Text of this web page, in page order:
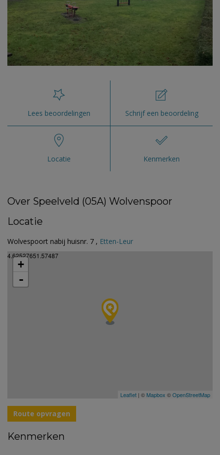
Lees beoordelingen Schrijf een beoordeling
Locatie Kenmerken
Over Speelveld (05A) Wolvenspoor
Locatie
Wolvespoort nabij huisnr. 7 , Etten-Leur
4.62527651.57487
+
-
Leaflet | © Mapbox ©OpenStreetMap
Route opvragen
Kenmerken